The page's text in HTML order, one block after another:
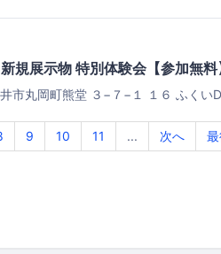
規展示物 特別体験会【参加無料
市丸岡町熊堂 ３−７−１ １６ ふくい
9 10 11 ... 次へ